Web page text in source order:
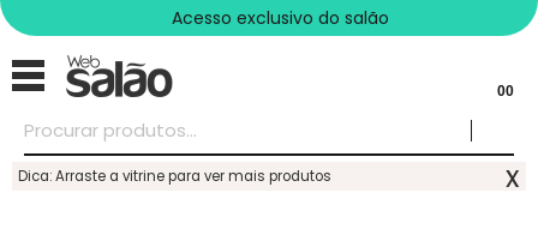
Acesso exclusivo do salão
00
Dica: Arraste a vitrine para ver mais produtos x